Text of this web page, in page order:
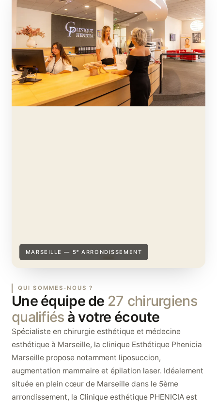
MARSEILLE — 5ᵉ ARRONDISSEMENT
QUI SOMMES-NOUS ?
Une équipe de 27 chirurgiens
qualifiés à votre écoute
Spécialiste en chirurgie esthétique et médecine
esthétique à Marseille, la clinique Esthétique Phenicia
Marseille propose notamment liposuccion,
augmentation mammaire et épilation laser. Idéalement
située en plein cœur de Marseille dans le 5ème
arrondissement, la Clinique esthétique PHENICIA est